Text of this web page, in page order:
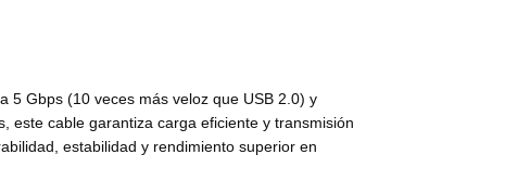
5 Gbps (10 veces más veloz que USB 2.0) y
este cable garantiza carga eficiente y transmisión
estabilidad y rendimiento superior en